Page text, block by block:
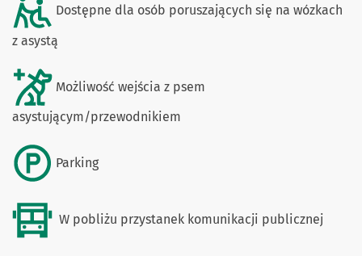
Dostępne dla osób poruszających się na wózkach
z asystą
Możliwość wejścia z psem
asystującym/przewodnikiem
Parking
W pobliżu przystanek komunikacji publicznej